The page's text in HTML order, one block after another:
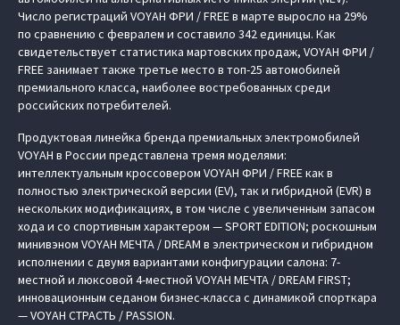
Число регистраций VOYAH ФРИ / FREE в марте выросло на 29%
по сравнению с февралем и составило 342 единицы. Как
свидетельствует статистика мартовских продаж, VOYAH ФРИ /
FREE занимает также третье место в топ-25 автомобилей
премиального класса, наиболее востребованных среди
российских потребителей.
Продуктовая линейка бренда премиальных электромобилей
VOYAH в России представлена тремя моделями:
интеллектуальным кроссовером VOYAH ФРИ / FREE как в
полностью электрической версии (EV), так и гибридной (EVR) в
нескольких модификациях, в том числе с увеличенным запасом
хода и со спортивным характером — SPORT EDITION; роскошным
минивэном VOYAH МЕЧТА / DREAM в электрическом и гибридном
исполнении с двумя вариантами конфигурации салона: 7-
местной и люксовой 4-местной VOYAH МЕЧТА / DREAM FIRST;
инновационным седаном бизнес-класса с динамикой спорткара
— VOYAH СТРАСТЬ / PASSION.